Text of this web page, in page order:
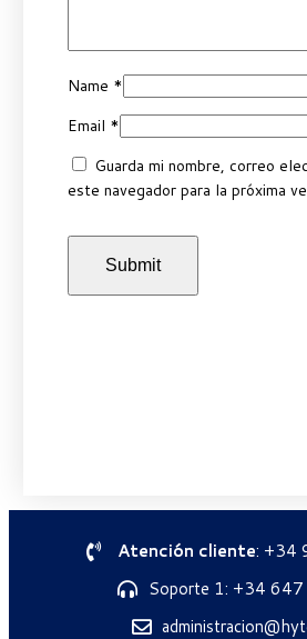
Name *
Email *
Guarda mi nombre, correo
este navegador para la próxima
Atención cliente: +34
Soporte 1: +34